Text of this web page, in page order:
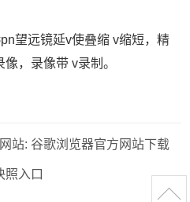
望远镜延v使叠缩 v缩短，精
，录像带 v录制。
站: 谷歌浏览器官方网站下载
照入口